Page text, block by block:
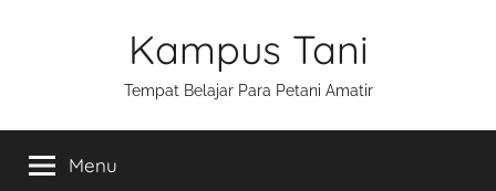
Kampus Tani
Tempat Belajar Para Petani Amatir
Menu